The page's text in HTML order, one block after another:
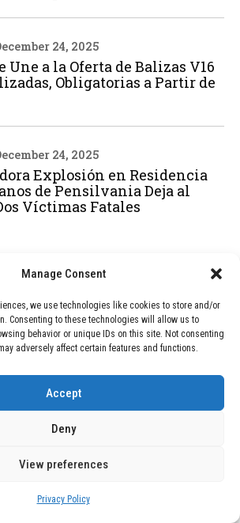
Manage Consent
we use technologies like cookies to store and/or
Consenting to these technologies will allow us to
behavior or unique IDs on this site. Not consenting
adversely affect certain features and functions.
Accept
Deny
View preferences
Privacy Policy
24, 2025
Une a la Oferta de Balizas V16
Obligatorias a Partir de
24, 2025
Explosión en Residencia
de Pensilvania Deja al
Víctimas Fatales